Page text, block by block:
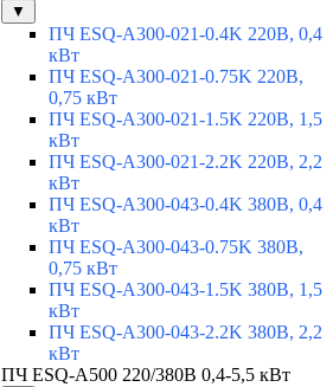
▼
ПЧ ESQ-A300-021-0.4K 220В, 0,4
кВт
ПЧ ESQ-A300-021-0.75K 220В,
0,75 кВт
ПЧ ESQ-A300-021-1.5K 220В, 1,5
кВт
ПЧ ESQ-A300-021-2.2K 220В, 2,2
кВт
ПЧ ESQ-A300-043-0.4K 380В, 0,4
кВт
ПЧ ESQ-A300-043-0.75K 380В,
0,75 кВт
ПЧ ESQ-A300-043-1.5K 380В, 1,5
кВт
ПЧ ESQ-A300-043-2.2K 380В, 2,2
кВт
ПЧ ESQ-A500 220/380В 0,4-5,5 кВт